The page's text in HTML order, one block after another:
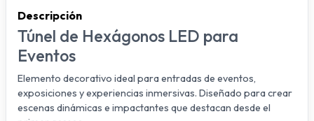
Descripción
Túnel de Hexágonos LED para
Eventos
Elemento decorativo ideal para entradas de eventos,
exposiciones y experiencias inmersivas. Diseñado para crear
escenas dinámicas e impactantes que destacan desde el